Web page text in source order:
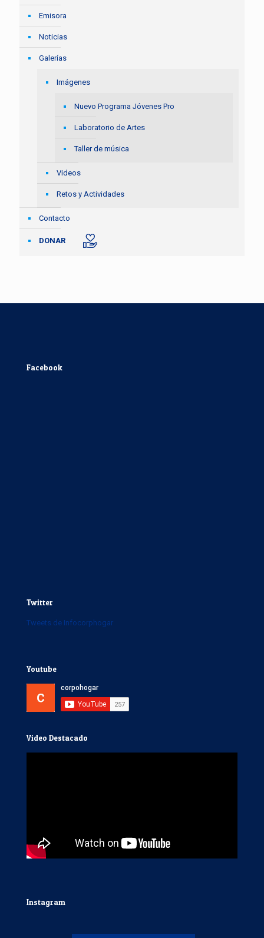
Emisora
Noticias
Galerías
Imágenes
Nuevo Programa Jóvenes Pro
Laboratorio de Artes
Taller de música
Videos
Retos y Actividades
Contacto
DONAR
Facebook
Twitter
Tweets de Infocorphogar
Youtube
Video Destacado
Instagram